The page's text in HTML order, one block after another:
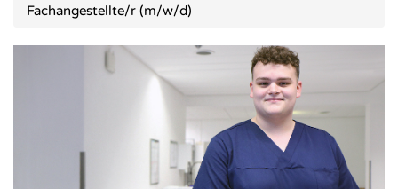
Fachangestellte/r (m/w/d)